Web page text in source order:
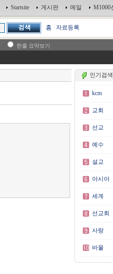
Startsite 게시판 메일 M1000
홈 자료등록
한줄 요약보기
인기검
kcm
교회
선교
예수
설교
아시아
세계
선교회
사랑
바울